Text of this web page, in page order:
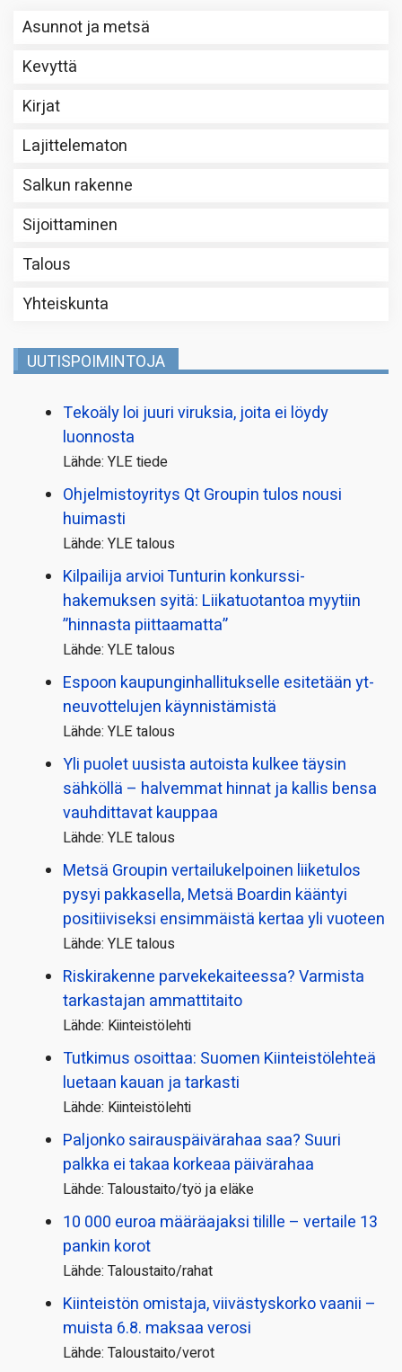
Asunnot ja metsä
Kevyttä
Kirjat
Lajittelematon
Salkun rakenne
Sijoittaminen
Talous
Yhteiskunta
UUTISPOIMINTOJA
Tekoäly loi juuri viruksia, joita ei löydy
luonnosta
Lähde: YLE tiede
Ohjelmistoyritys Qt Groupin tulos nousi
huimasti
Lähde: YLE talous
Kilpailija arvioi Tunturin konkurssi­
hakemuksen syitä: Liikatuotantoa myytiin
”hinnasta piittaamatta”
Lähde: YLE talous
Espoon kaupungin­hallitukselle esitetään yt-
neuvottelujen käynnistämistä
Lähde: YLE talous
Yli puolet uusista autoista kulkee täysin
sähköllä – halvemmat hinnat ja kallis bensa
vauhdittavat kauppaa
Lähde: YLE talous
Metsä Groupin vertailu­kelpoinen liiketulos
pysyi pakkasella, Metsä Boardin kääntyi
positiiviseksi ensimmäistä kertaa yli vuoteen
Lähde: YLE talous
Riskirakenne parvekekaiteessa? Varmista
tarkastajan ammattitaito
Lähde: Kiinteistölehti
Tutkimus osoittaa: Suomen Kiinteistölehteä
luetaan kauan ja tarkasti
Lähde: Kiinteistölehti
Paljonko sairauspäivä­rahaa saa? Suuri
palkka ei takaa korkeaa päivärahaa
Lähde: Taloustaito/työ ja eläke
10 000 euroa määräajaksi tilille – vertaile 13
pankin korot
Lähde: Taloustaito/rahat
Kiinteistön omistaja, viivästyskorko vaanii –
muista 6.8. maksaa verosi
Lähde: Taloustaito/verot